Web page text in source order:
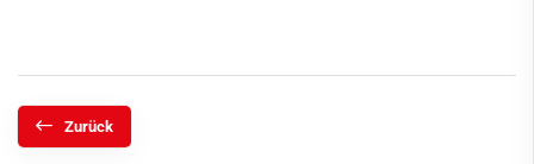
Zurück